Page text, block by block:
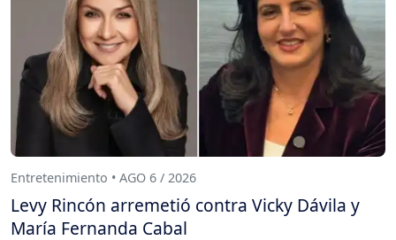
Entretenimiento • AGO 6 / 2026
Levy Rincón arremetió contra Vicky Dávila y
María Fernanda Cabal